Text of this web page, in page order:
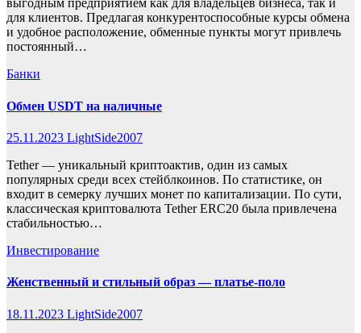
выгодным предприятием как для владельцев бизнеса, так и
для клиентов. Предлагая конкурентоспособные курсы обмена
и удобное расположение, обменные пункты могут привлечь
постоянный…
Банки
Обмен USDT на наличные
25.11.2023 LightSide2007
Tether — уникальный криптоактив, один из самых
популярных среди всех стейблкоинов. По статистике, он
входит в семерку лучших монет по капитализации. По сути,
классическая криптовалюта Tether ERC20 была привлечена
стабильностью…
Инвестирование
Женственный и стильный образ — платье-поло
18.11.2023 LightSide2007